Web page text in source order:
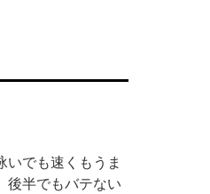
でも速くもうま
後半でもバテない